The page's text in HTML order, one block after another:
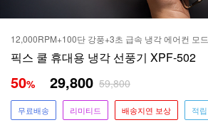
12,000RPM+100단 강풍+3초 급속 냉각 에어컨 모드
픽스 쿨 휴대용 냉각 선풍기 XPF-502
50% 29,800 59,800
무료배송 리미티드 배송지연 보상 적립